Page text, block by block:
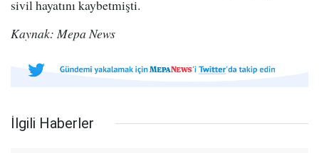
sivil hayatını kaybetmişti.
Kaynak: Mepa News
İlgili Haberler